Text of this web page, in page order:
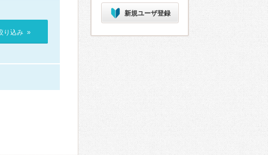
り込み »
新規ユーザ登録